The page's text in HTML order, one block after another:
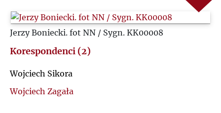
C
Jerzy Boniecki. fot NN / Sygn. KK00008
Korespondenci (2)
Wojciech Sikora
Wojciech Zagała